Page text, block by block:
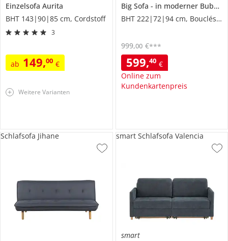
Einzelsofa Aurita
BHT 143|90|85 cm, Cordstoff
3
ab 149,00 €
Weitere Varianten
Big Sofa
in moderner Bubble-Optik
BHT 222|72|94 cm, Boucléstoff
599,40 €
Online zum
Kundenkartenpreis
999,00 €***
Schlafsofa Jihane
smart
smart Schlafsofa Valencia